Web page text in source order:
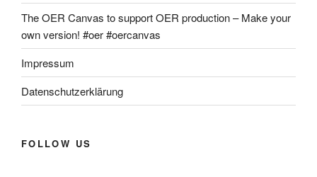
The OER Canvas to support OER production – Make your
own version! #oer #oercanvas
Impressum
Datenschutzerklärung
FOLLOW US